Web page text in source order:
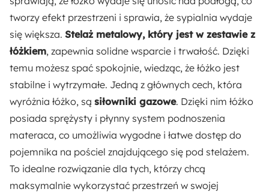
Sposób otwierania:
Do góry
Powierzchnia spania:
180x200 cm
Odpowiedzialny wybór:
Wyprodukowano w Polsce
Wysokość:
96 cm
tworzy efekt przestrzeni i sprawia, że sypialnia wydaje
się większa. Stelaż metalowy, który jest w zestawie z
łóżkiem, zapewnia solidne wsparcie i trwałość. Dzięki
temu możesz spać spokojnie, wiedząc, że łóżko jest
stabilne i wytrzymałe. Jedną z głównych cech, która
wyróżnia łóżko, są siłowniki gazowe. Dzięki nim łóżko
posiada sprężysty i płynny system podnoszenia
materaca, co umożliwia wygodne i łatwe dostęp do
pojemnika na pościel znajdującego się pod stelażem.
To idealne rozwiązanie dla tych, którzy chcą
maksymalnie wykorzystać przestrzeń w swojej